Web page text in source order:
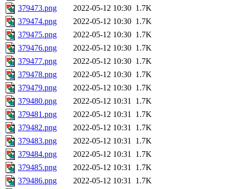
379473.png
2022-05-12 10:30 1.7K
379474.png
2022-05-12 10:30 1.7K
379475.png
2022-05-12 10:30 1.7K
379476.png
2022-05-12 10:30 1.7K
379477.png
2022-05-12 10:30 1.7K
379478.png
2022-05-12 10:30 1.7K
379479.png
2022-05-12 10:30 1.7K
379480.png
2022-05-12 10:31 1.7K
379481.png
2022-05-12 10:31 1.7K
379482.png
2022-05-12 10:31 1.7K
379483.png
2022-05-12 10:31 1.7K
379484.png
2022-05-12 10:31 1.7K
379485.png
2022-05-12 10:31 1.7K
379486.png
2022-05-12 10:31 1.7K